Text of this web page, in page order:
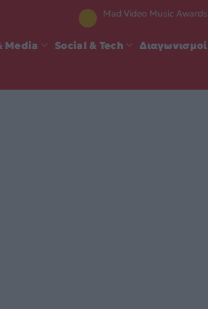
Mad Video Music Awards
Media Social & Tech Διαγωνισμοί